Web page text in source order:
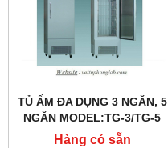
TỦ ẤM ĐA DỤNG 3 NGĂN, 5
NGĂN MODEL:TG-3/TG-5
Hàng có sẵn